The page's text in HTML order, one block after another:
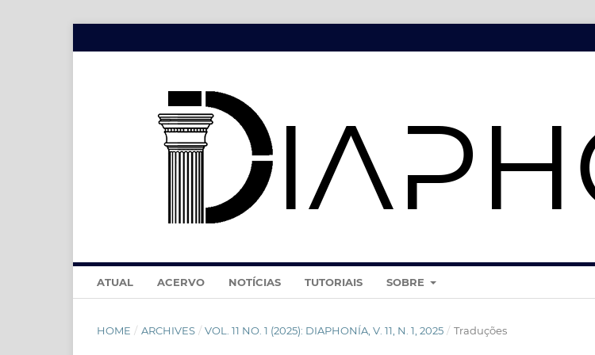
ATUAL ACERVO NOTÍCIAS TUTORIAIS SOBRE
HOME / ARCHIVES / VOL. 11 NO. 1 (2025): DIAPHONÍA, V. 11, N. 1, 2025 / Traduções